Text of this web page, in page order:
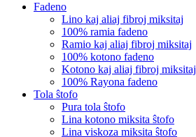
Fadeno
Lino kaj aliaj fibroj miksitaj
100% ramia fadeno
Ramio kaj aliaj fibroj miksitaj
100% kotono fadeno
Kotono kaj aliaj fibroj miksitaj
100% Rayona fadeno
Tola ŝtofo
Pura tola ŝtofo
Lina kotono miksita ŝtofo
Lina viskoza miksita ŝtofo